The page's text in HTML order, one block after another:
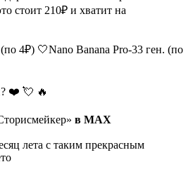
стоит 210₽ и хватит на
4₽) 🤍Nano Banana Pro-33 ген. (по
❤️ 💘 🔥
в MAX
лета с таким прекрасным